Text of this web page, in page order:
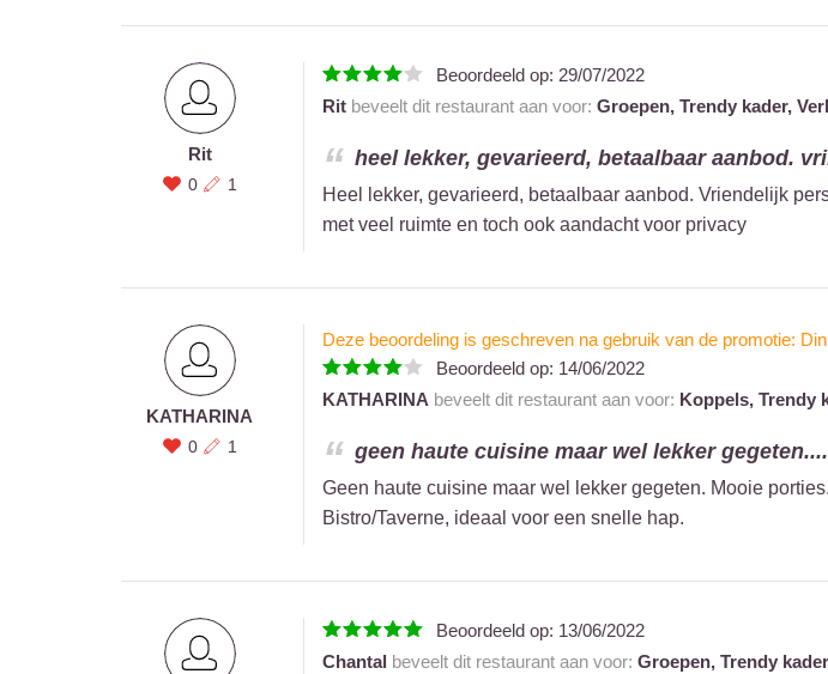
Rit
0 1
Beoordeeld op: 29/07/2022
Ritbeveelt dit restaurant aan voor: Groepen, Trendy kader,
heel lekker, gevarieerd, betaalbaar aanbod.
Heel lekker, gevarieerd, betaalbaar aanbod. Vriendelijk
met veel ruimte en toch ook aandacht voor privacy
KATHARINA
0 1
Deze beoordeling is geschreven na gebruik van de promotie:
Beoordeeld op: 14/06/2022
KATHARINA beveelt dit restaurant aan voor: Koppels, Trendy
geen haute cuisine maar wel lekker gegeten....
Geen haute cuisine maar wel lekker gegeten. Mooie
Bistro/Taverne, ideaal voor een snelle hap.
Beoordeeld op: 13/06/2022
Chantal beveelt dit restaurant aan voor: Groepen, Trendy